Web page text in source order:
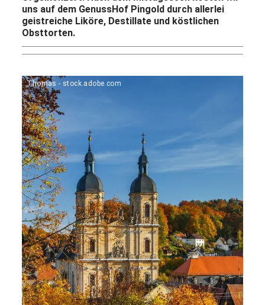
uns auf dem GenussHof Pingold durch allerlei
geistreiche Liköre, Destillate und köstlichen
Obsttorten.
Thomas - stock.adobe.com